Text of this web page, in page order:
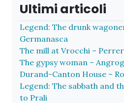
Ultimi articoli
Legend: The drunk
Germanasca
The mill at Vrocchi –
The gypsy woman –
Durand-Canton House –
Legend: The sabbath and
to Prali